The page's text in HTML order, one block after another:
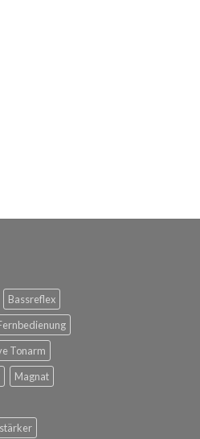
Bassreflex
Tonarm
Magnat